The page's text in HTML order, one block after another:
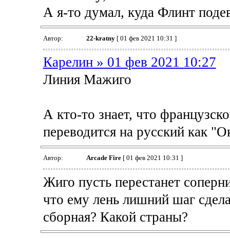
А я-то думал, куда Флинт
Автор: 22-kratny[ 01 фев 2021 10:31 ]
Карелин » 01 фев 2021 10:27
Линия Мажиго
А кто-то знает, что
переводится на русский как
Автор: Arcade Fire[ 01 фев 2021 10:31 ]
Жиго пусть перестанет
что ему лень лишний шаг
сборная? Какой страны?